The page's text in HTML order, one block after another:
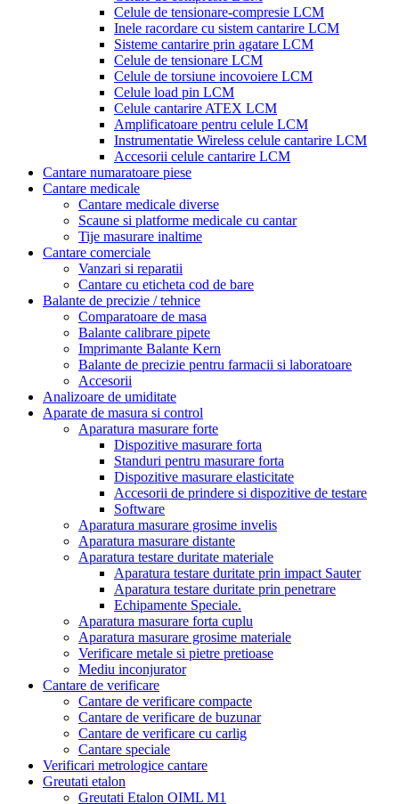
Celule de tensionare-compresie LCM
Inele racordare cu sistem cantarire LCM
Sisteme cantarire prin agatare LCM
Celule de tensionare LCM
Celule de torsiune incovoiere LCM
Celule load pin LCM
Celule cantarire ATEX LCM
Amplificatoare pentru celule LCM
Instrumentatie Wireless celule cantarire LCM
Accesorii celule cantarire LCM
Cantare numaratoare piese
Cantare medicale
Cantare medicale diverse
Scaune si platforme medicale cu cantar
Tije masurare inaltime
Cantare comerciale
Vanzari si reparatii
Cantare cu eticheta cod de bare
Balante de precizie / tehnice
Comparatoare de masa
Balante calibrare pipete
Imprimante Balante Kern
Balante de precizie pentru farmacii si laboratoare
Accesorii
Analizoare de umiditate
Aparate de masura si control
Aparatura masurare forte
Dispozitive masurare forta
Standuri pentru masurare forta
Dispozitive masurare elasticitate
Accesorii de prindere si dispozitive de testare
Software
Aparatura masurare grosime invelis
Aparatura masurare distante
Aparatura testare duritate materiale
Aparatura testare duritate prin impact Sauter
Aparatura testare duritate prin penetrare
Echipamente Speciale.
Aparatura masurare forta cuplu
Aparatura masurare grosime materiale
Verificare metale si pietre pretioase
Mediu inconjurator
Cantare de verificare
Cantare de verificare compacte
Cantare de verificare de buzunar
Cantare de verificare cu carlig
Cantare speciale
Verificari metrologice cantare
Greutati etalon
Greutati Etalon OIML M1